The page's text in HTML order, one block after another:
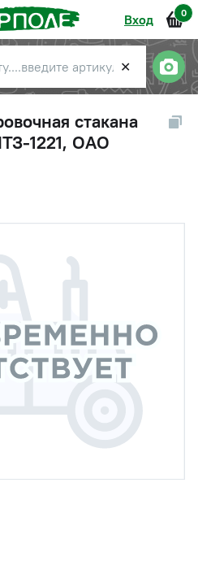
Вход 0
✕
стакана
1221, ОАО